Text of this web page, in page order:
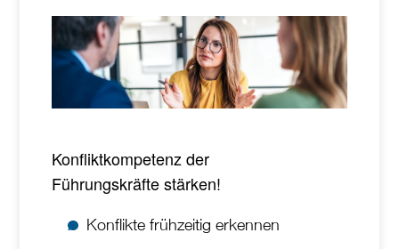
Konfliktkompetenz der
Führungskräfte stärken!
Konflikte frühzeitig erkennen